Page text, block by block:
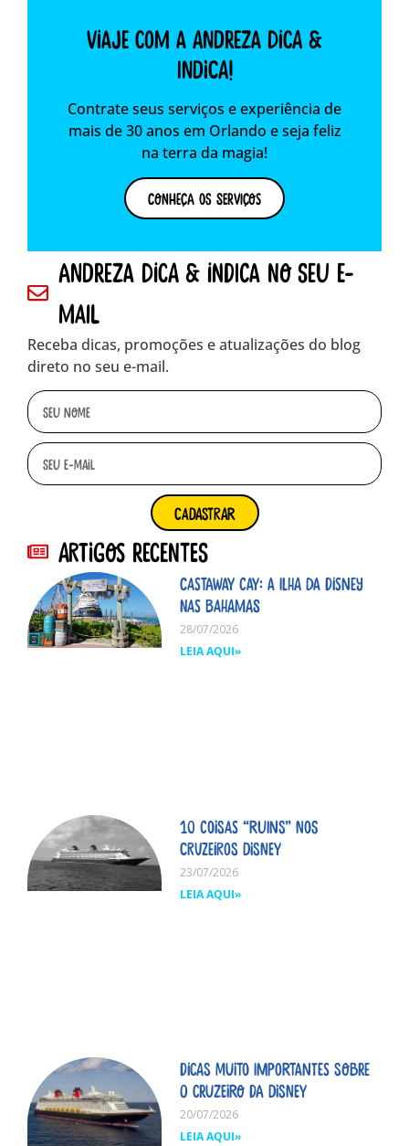
Viaje com a Andreza dica &
indica!
Contrate seus serviços e experiência de
mais de 30 anos em Orlando e seja feliz
na terra da magia!
Conheça os Serviços
andreza dica & indica no seu e-
mail
Receba dicas, promoções e atualizações do blog
direto no seu e-mail.
cadastrar
Artigos Recentes
Castaway Cay: A ilha da Disney
nas Bahamas
28/07/2026
LEIA AQUI»
10 coisas “ruins” nos
cruzeiros Disney
23/07/2026
LEIA AQUI»
Dicas MUITO importantes sobre
o cruzeiro da Disney
20/07/2026
LEIA AQUI»